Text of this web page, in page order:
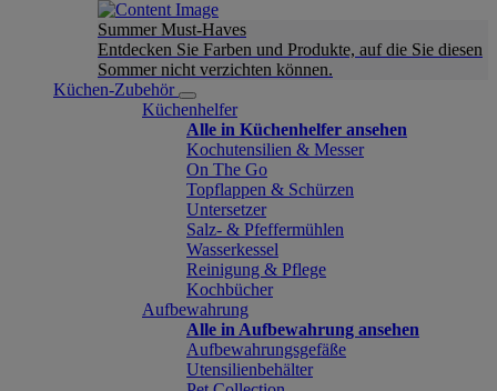
Summer Must-Haves
Entdecken Sie Farben und Produkte, auf die Sie diesen
Sommer nicht verzichten können.
Küchen-Zubehör
Küchenhelfer
Alle in Küchenhelfer ansehen
Kochutensilien & Messer
On The Go
Topflappen & Schürzen
Untersetzer
Salz- & Pfeffermühlen
Wasserkessel
Reinigung & Pflege
Kochbücher
Aufbewahrung
Alle in Aufbewahrung ansehen
Aufbewahrungsgefäße
Utensilienbehälter